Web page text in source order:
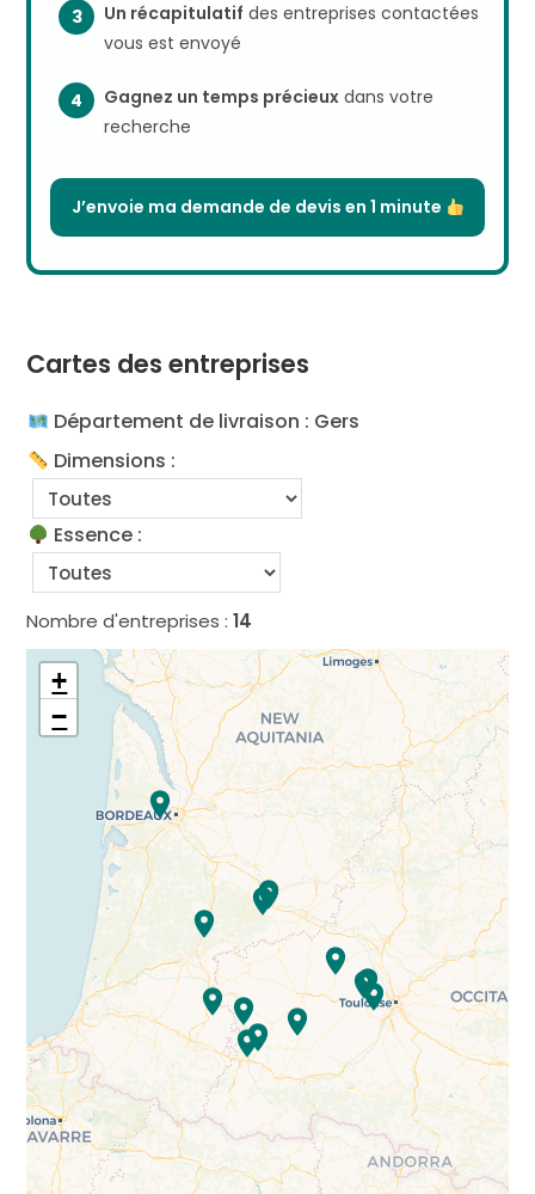
Un récapitulatif des entreprises contactées
vous est envoyé
Gagnez un temps précieux dans votre
recherche
J’envoie ma demande de devis en 1 minute
Cartes des entreprises
Département de livraison : Gers
Dimensions :
Essence :
Nombre d'entreprises :14
+
−